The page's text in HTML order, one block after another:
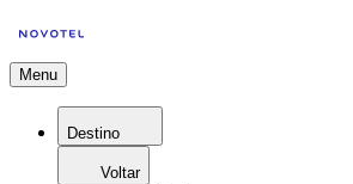
Menu
Destino
Voltar